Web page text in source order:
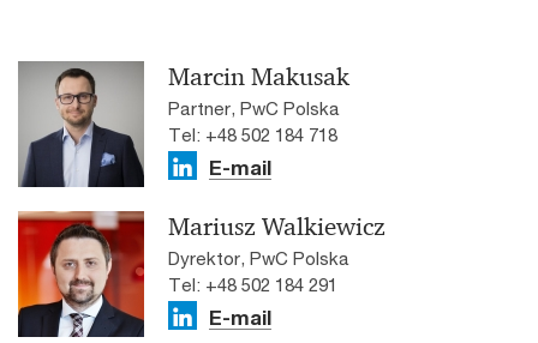
Marcin Makusak
Partner, PwC Polska
Tel: +48 502 184 718
E-mail
Mariusz Walkiewicz
Dyrektor, PwC Polska
Tel: +48 502 184 291
E-mail